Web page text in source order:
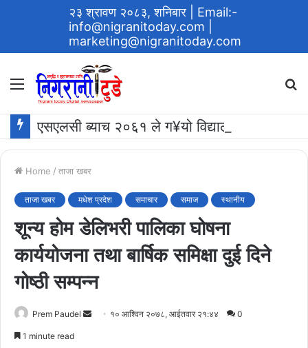
२३ श्रावण २०८३, शनिबार
| Email:-
info@nigranitoday.com
marketing@nigranitoday.com
Menu
Home / ताजा खबर
ताजा खबर मधेश प्रदेश समाचार समाज स्थानीय
शून्य होम डेलिभरी पालिका घोषना
कार्ययोजना तथा बार्षिक समिक्षा दुई दिने
गोष्ठी सम्पन्न
Prem Paudel
Send १० आश्विन २०७८, आईतवार २१:४४ 0
1 minute read